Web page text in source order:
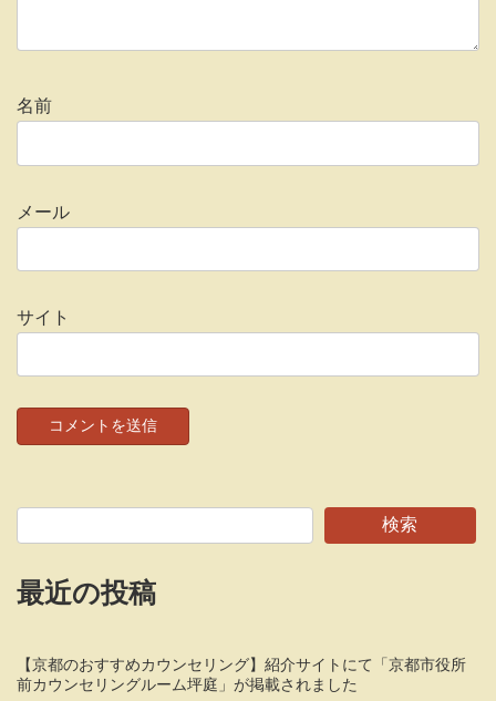
名前
メール
サイト
検索
最近の投稿
【京都のおすすめカウンセリング】紹介サイトにて「京都市役所
前カウンセリングルーム坪庭」が掲載されました